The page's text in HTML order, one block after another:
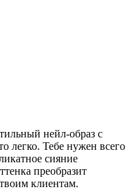
нейл-образ с
легко. Тебе нужен всего
сияние
преобразит
клиентам.